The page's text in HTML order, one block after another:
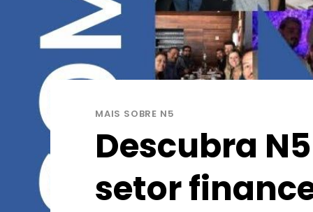
MAIS SOBRE N5
Descubra
setor